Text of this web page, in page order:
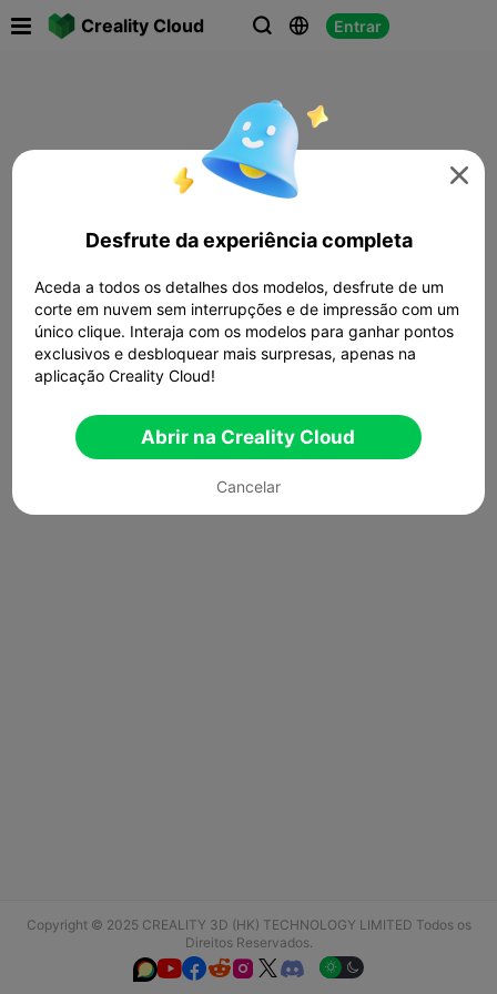
Creality Cloud   Entrar
Copyright © 2025 CREALITY 3D (HK) TECHNOLOGY LIMITED Todos os
Direitos Reservados.
  

Desfrute da experiência completa
Aceda a todos os detalhes dos modelos, desfrute de um
corte em nuvem sem interrupções e de impressão com um
único clique. Interaja com os modelos para ganhar pontos
exclusivos e desbloquear mais surpresas, apenas na
aplicação Creality Cloud!
Abrir na Creality Cloud
Cancelar